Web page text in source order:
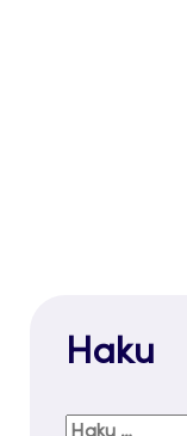
Haku
Haku: